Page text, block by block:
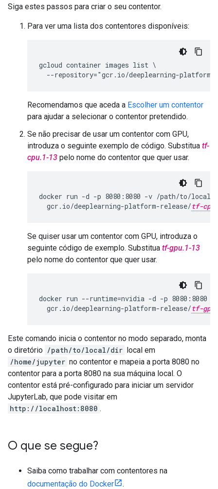
Siga estes passos para criar o seu contentor.
Para ver uma lista dos contentores disponíveis:
gcloud container images list \
Recomendamos que aceda a Escolher um contentor
para ajudar a selecionar o contentor pretendido.
Se não precisar de usar um contentor com GPU,
introduza o seguinte exemplo de código. Substitua tf-
cpu.1-13 pelo nome do contentor que quer usar.
docker run -d -p 8080:8080 -v /path/to/
  gcr.io/deeplearning-platform-release/
tf-
Se quiser usar um contentor com GPU, introduza o
seguinte código de exemplo. Substitua tf-gpu.1-13
pelo nome do contentor que quer usar.
docker run --runtime=nvidia -d -p
  gcr.io/deeplearning-platform-release/
tf-
Este comando inicia o contentor no modo separado, monta
o diretório /path/to/local/dir local em
/home/jupyter no contentor e mapeia a porta 8080 no
contentor para a porta 8080 na sua máquina local. O
contentor está pré-configurado para iniciar um servidor
JupyterLab, que pode visitar em
http://localhost:8080 .
O que se segue?
Saiba como trabalhar com contentores na
documentação do Docker
.